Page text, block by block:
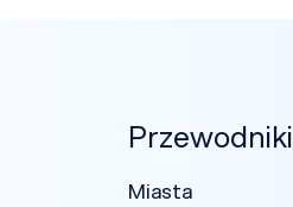
Przewodniki
Miasta